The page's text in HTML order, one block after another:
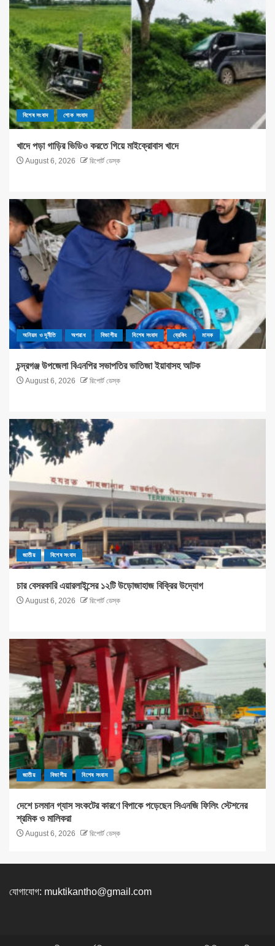
বিশেষ সংবাদ শোক সংবাদ
খাদে পড়া গাড়ির ভিডিও করতে গিয়ে মাইক্রোবাস খাদে
August 6, 2026 রিপোর্ট ডেস্ক
অনিয়ম ও দূর্নীতি অপরাধ বিভাগীয় বিশেষ সংবাদ ব্রেকিং মাদক
চন্দ্রগঞ্জ উপজেলা বিএনপির সভাপতির ভাতিজা ইয়াবাসহ আটক
August 6, 2026 রিপোর্ট ডেস্ক
জাতীয় বিশেষ সংবাদ
চার বেসরকারি এয়ারলাইন্সের ১২টি উড়োজাহাজ বিক্রির উদ্যোগ
August 6, 2026 রিপোর্ট ডেস্ক
জাতীয় বিভাগীয় বিশেষ সংবাদ
দেশে চলমান গ্যাস সংকটের কারণে বিপাকে পড়েছেন সিএনজি ফিলিং স্টেশনের
শ্রমিক ও মালিকরা
August 6, 2026 রিপোর্ট ডেস্ক
যোগাযোগ: muktikantho@gmail.com